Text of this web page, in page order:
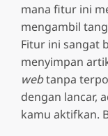
mana fitur ini
mengambil
Fitur ini sangat
menyimpan
webtanpa
dengan lancar,
kamu aktifkan.